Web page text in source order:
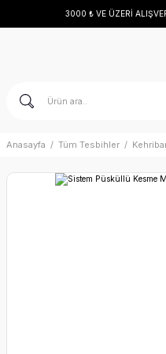
3000 ₺ VE ÜZERİ
Anasayfa Tüm Tesbihler